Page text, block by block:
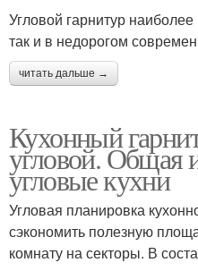
Угловой гарнитур
так и в недорогом
читать дальше →
Кухонный
угловой. Общая
угловые кухни
Угловая планировка
сэкономить полезную
комнату на секторы. В